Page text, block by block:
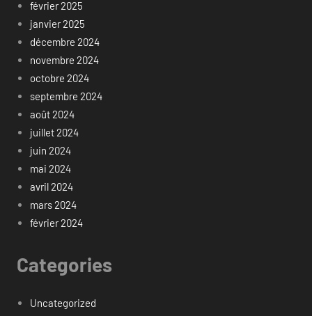
février 2025
janvier 2025
décembre 2024
novembre 2024
octobre 2024
septembre 2024
août 2024
juillet 2024
juin 2024
mai 2024
avril 2024
mars 2024
février 2024
Categories
Uncategorized